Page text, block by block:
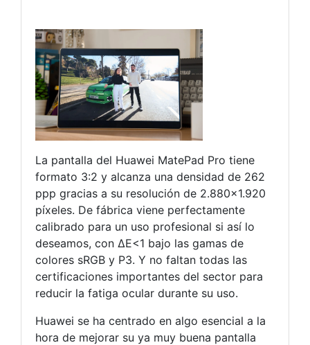
La pantalla del Huawei MatePad Pro tiene
formato 3:2 y alcanza una densidad de 262
ppp gracias a su resolución de 2.880×1.920
píxeles. De fábrica viene perfectamente
calibrado para un uso profesional si así lo
deseamos, con ∆E<1 bajo las gamas de
colores sRGB y P3. Y no faltan todas las
certificaciones importantes del sector para
reducir la fatiga ocular durante su uso.
Huawei se ha centrado en algo esencial a la
hora de mejorar su ya muy buena pantalla